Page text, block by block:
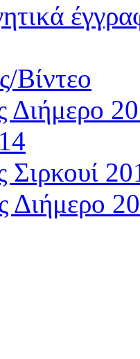
Βίντεο
Διήμερο
Σιρκουί
Διήμερο